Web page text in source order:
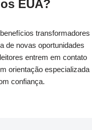
EUA?
transformadores
de novas oportunidades
entrem em contato
orientação especializada
confiança.